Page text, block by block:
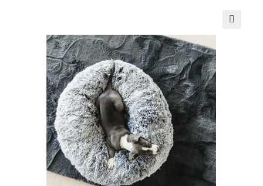
Контакты
Корзина
Мой аккаунт
Оставить отзыв
Оформление заказа